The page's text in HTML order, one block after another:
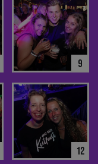
9
12